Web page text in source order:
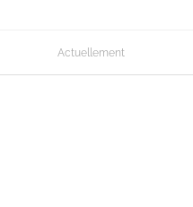
Actuellement